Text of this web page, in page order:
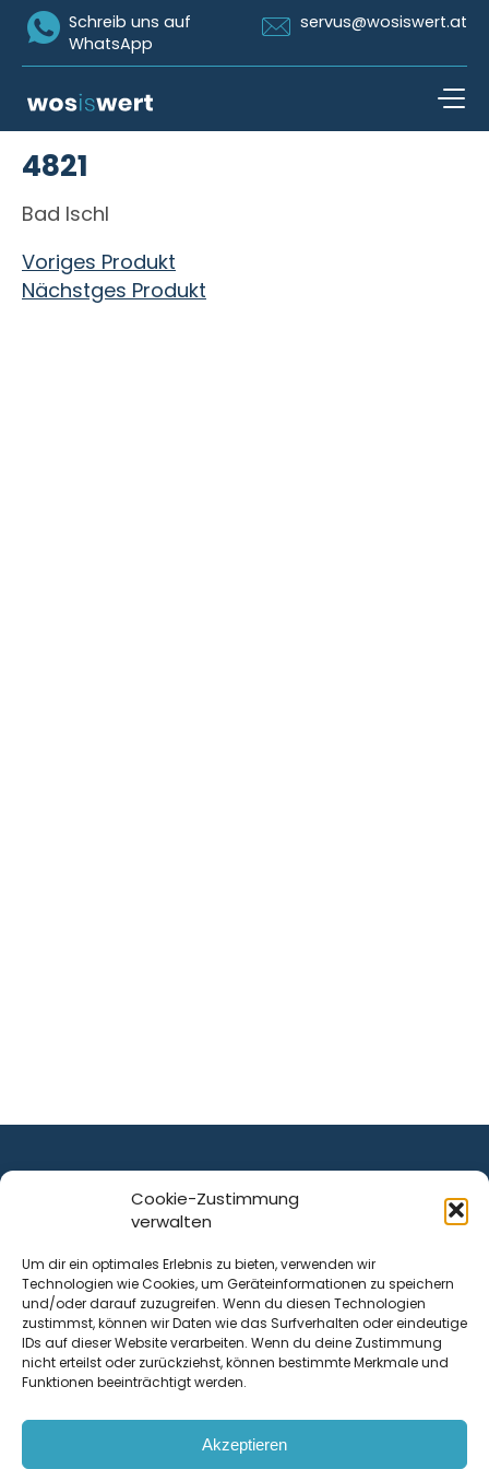
Cookie-Zustimmung
verwalten
Um dir ein optimales Erlebnis zu bieten, verwenden wir
Technologien wie Cookies, um Geräteinformationen zu speichern
und/oder darauf zuzugreifen. Wenn du diesen Technologien
zustimmst, können wir Daten wie das Surfverhalten oder eindeutige
IDs auf dieser Website verarbeiten. Wenn du deine Zustimmung
nicht erteilst oder zurückziehst, können bestimmte Merkmale und
Funktionen beeinträchtigt werden.
Akzeptieren
Icon Whatsapp
Schreib uns auf
WhatsApp
Icon Email
servus@wosiswert.at
4821
Bad Ischl
Beitragsnavigation
Voriges Produkt
Nächstges Produkt
ist ein Service von
Krenn Real GmbH
Tischlerstraße 12
4050Traun| Österreich
Kontakt